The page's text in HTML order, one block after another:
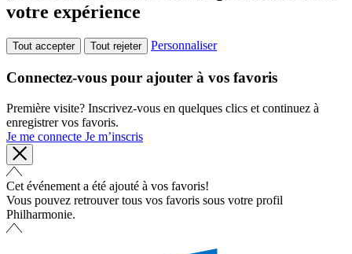
votre expérience
Tout accepter Tout rejeter Personnaliser
Connectez-vous pour ajouter à vos favoris
Première visite? Inscrivez-vous en quelques clics et continuez à
enregistrer vos favoris.
Je me connecte Je m’inscris
Cet événement a été ajouté à vos favoris!
Vous pouvez retrouver tous vos favoris sous votre profil
Philharmonie.